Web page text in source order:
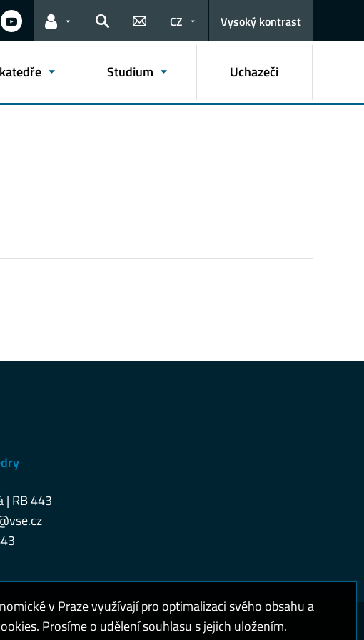
Odkazy pro uživatele
Hledat
CZ Vysoký kontrast
Studium Uchazeči
| RB 443
v Praze využívají pro optimalizaci svého obsahu a
Prosíme o udělení souhlasu s jejich uložením.